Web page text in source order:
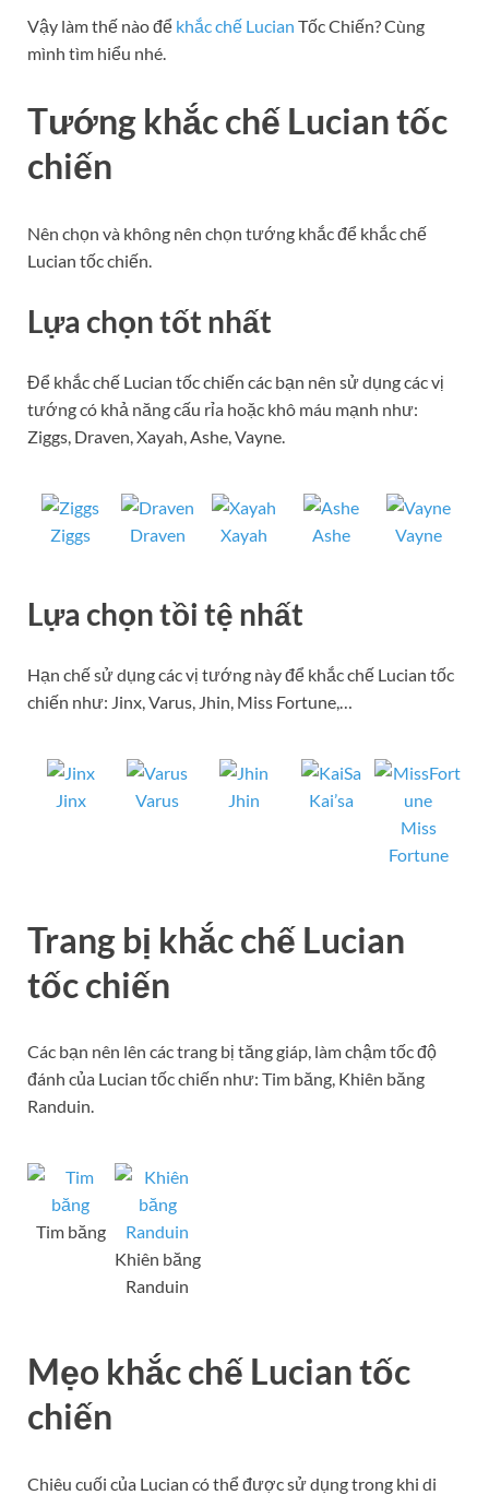
Vậy làm thế nào để khắc chế Lucian Tốc Chiến? Cùng
mình tìm hiểu nhé.
Tướng khắc chế Lucian tốc
chiến
Nên chọn và không nên chọn tướng khắc để khắc chế
Lucian tốc chiến.
Lựa chọn tốt nhất
Để khắc chế Lucian tốc chiến các bạn nên sử dụng các vị
tướng có khả năng cấu rỉa hoặc khô máu mạnh như:
Ziggs, Draven, Xayah, Ashe, Vayne.
Ziggs Draven Xayah Ashe Vayne
Lựa chọn tồi tệ nhất
Hạn chế sử dụng các vị tướng này để khắc chế Lucian tốc
chiến như: Jinx, Varus, Jhin, Miss Fortune,…
Jinx Varus Jhin
Kai’sa
Miss
Fortune
Trang bị khắc chế Lucian
tốc chiến
Các bạn nên lên các trang bị tăng giáp, làm chậm tốc độ
đánh của Lucian tốc chiến như: Tim băng, Khiên băng
Randuin.
Tim băng
Khiên băng
Randuin
Mẹo khắc chế Lucian tốc
chiến
Chiêu cuối của Lucian có thể được sử dụng trong khi di